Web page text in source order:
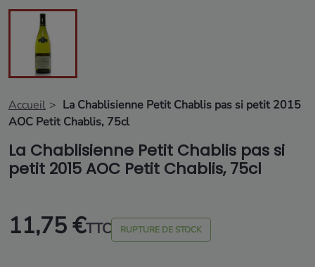
Accueil
La Chablisienne Petit Chablis pas si petit 2015
AOC Petit Chablis, 75cl
La Chablisienne Petit Chablis pas si
petit 2015 AOC Petit Chablis, 75cl
11,75 €TTC RUPTURE DE STOCK